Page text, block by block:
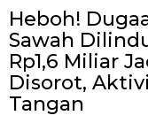
Heboh!
Sawah
Rp1,6 Miliar
Disorot,
Tangan